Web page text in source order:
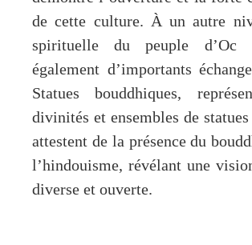
de cette culture. À un autre
spirituelle du peuple d’Oc
également d’importants
Statues bouddhiques,
divinités et ensembles de
attestent de la présence du
l’hindouisme, révélant une
diverse et ouverte.